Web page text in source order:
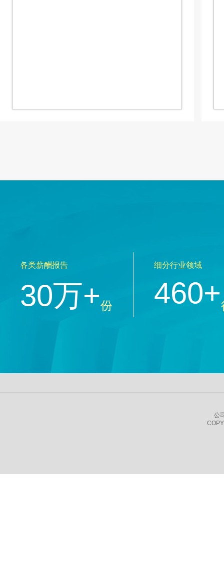
各类薪酬报告
30万+份
细分行业领域
460+
公